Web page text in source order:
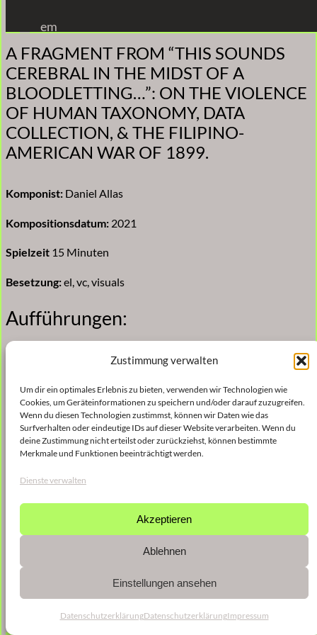
Zustimmung verwalten
Um dir ein optimales Erlebnis zu bieten, verwenden wir Technologien wie
Cookies, um Geräteinformationen zu speichern und/oder darauf zuzugreifen.
Wenn du diesen Technologien zustimmst, können wir Daten wie das
Surfverhalten oder eindeutige IDs auf dieser Website verarbeiten. Wenn du
deine Zustimmung nicht erteilst oder zurückziehst, können bestimmte
Merkmale und Funktionen beeinträchtigt werden.
Dienste verwalten
Akzeptieren
Ablehnen
Einstellungen ansehen
DatenschutzerklärungDatenschutzerklärungImpressum
Inhalt
springen
em
A FRAGMENT FROM “THIS SOUNDS
CEREBRAL IN THE MIDST OF A
BLOODLETTING…”: ON THE VIOLENCE
OF HUMAN TAXONOMY, DATA
COLLECTION, & THE FILIPINO-
AMERICAN WAR OF 1899.
Komponist: Daniel Allas
Kompositionsdatum: 2021
Spielzeit 15 Minuten
Besetzung:el, vc, visuals
Aufführungen:
2021: UpToThree 2021, Acker Stadt Palast
2021: special instruments, Kalvs kyrka